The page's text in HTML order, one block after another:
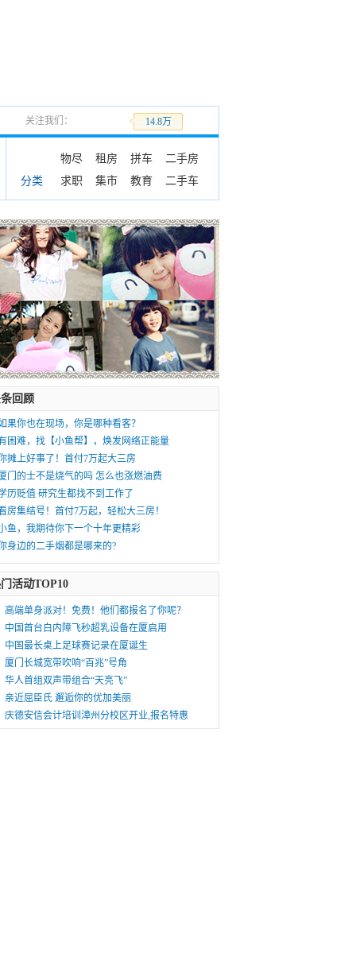
关注我们： 14.8万
分类
物尽 租房 拼车
二手房
求职
集市 教育 二手车
回顾
果你也在现场，你是哪种看客？
困难，找【小鱼帮】，焕发网络正能量
摊上好事了！首付7万起大三房
门的士不是烧气的吗 怎么也涨燃油费
历贬值 研究生都找不到工作了
房集结号！首付7万起，轻松大三房！
鱼，我期待你下一个十年更精彩
身边的二手烟都是哪来的?
活动TOP10
高端单身派对！免费！他们都报名了你呢？
中国首台白内障飞秒超乳设备在厦启用
中国最长桌上足球赛记录在厦诞生
厦门长城宽带吹响“百兆”号角
华人首组双声带组合“天亮飞”
亲近屈臣氏 邂逅你的优加美丽
庆德安信会计培训漳州分校区开业,报名特惠